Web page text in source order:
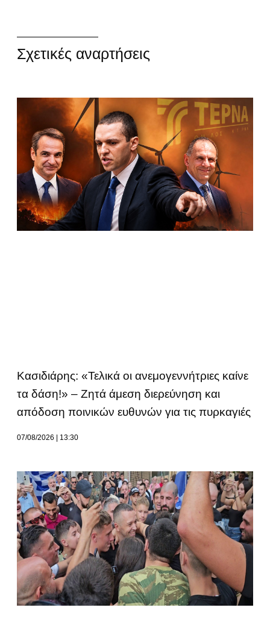
Σχετικές αναρτήσεις
Κασιδιάρης: «Τελικά οι ανεμογεννήτριες καίνε
τα δάση!» – Ζητά άμεση διερεύνηση και
απόδοση ποινικών ευθυνών για τις πυρκαγιές
07/08/2026 13:30